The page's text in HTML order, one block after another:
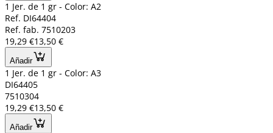
1 Jer. de 1 gr - Color: A2
Ref. DI64404
Ref. fab. 7510203
19,29 €13,50 €
Añadir
1 Jer. de 1 gr - Color: A3
DI64405
7510304
19,29 €13,50 €
Añadir